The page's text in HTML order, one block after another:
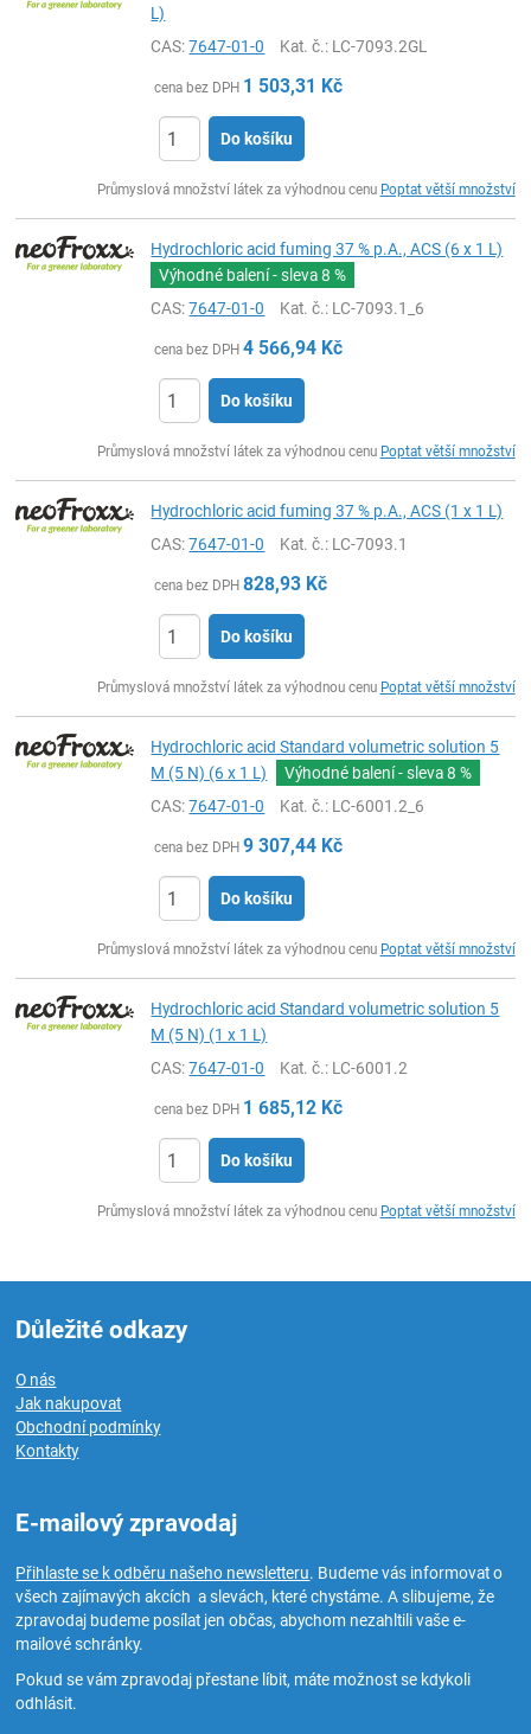
L)
CAS:7647-01-0 Kat. č.: LC-7093.2GL
cena bez DPH 1 503,31 Kč
Do košíku
Průmyslová množství látek za výhodnou cenu Poptat větší množství
Hydrochloric acid fuming 37 % p.A., ACS (6 x 1 L)
Výhodné balení - sleva8 %
CAS:7647-01-0 Kat. č.: LC-7093.1_6
cena bez DPH 4 566,94 Kč
Do košíku
Průmyslová množství látek za výhodnou cenu Poptat větší množství
Hydrochloric acid fuming 37 % p.A., ACS (1 x 1 L)
CAS:7647-01-0 Kat. č.: LC-7093.1
cena bez DPH 828,93 Kč
Do košíku
Průmyslová množství látek za výhodnou cenu Poptat větší množství
Hydrochloric acid Standard volumetric solution 5
M (5 N) (6 x 1 L)
Výhodné balení - sleva8 %
CAS:7647-01-0 Kat. č.: LC-6001.2_6
cena bez DPH 9 307,44 Kč
Do košíku
Průmyslová množství látek za výhodnou cenu Poptat větší množství
Hydrochloric acid Standard volumetric solution 5
M (5 N) (1 x 1 L)
CAS:7647-01-0 Kat. č.: LC-6001.2
cena bez DPH 1 685,12 Kč
Do košíku
Průmyslová množství látek za výhodnou cenu Poptat větší množství
Důležité odkazy
O nás
Jak nakupovat
Obchodní podmínky
Kontakty
E-mailový zpravodaj
Přihlaste se k odběru našeho newsletteru. Budeme vás informovat o
všech zajímavých akcích a slevách, které chystáme. A slibujeme, že
zpravodaj budeme posílat jen občas, abychom nezahltili vaše e-
mailové schránky.
Pokud se vám zpravodaj přestane líbit, máte možnost se kdykoli
odhlásit.